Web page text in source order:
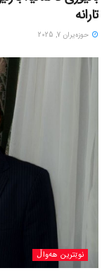
تارانە
حوزه‌یران 7, 2025
نوێترین هەواڵ